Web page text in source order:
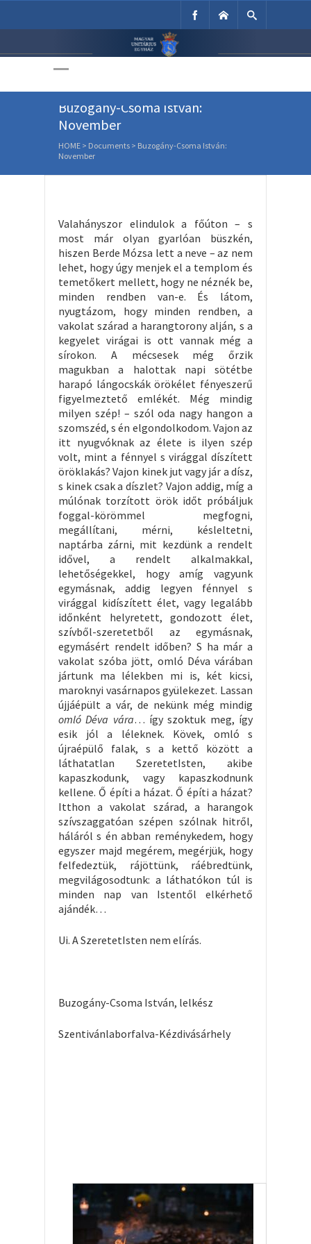
Unitárius Egyház
Buzogány-Csoma István:
November
HOME > Documents > Buzogány-Csoma István:
November
Valahányszor elindulok a főúton – s
most már olyan gyarlóan büszkén,
hiszen Berde Mózsa lett a neve – az nem
lehet, hogy úgy menjek el a templom és
temetőkert mellett, hogy ne néznék be,
minden rendben van-e. És látom,
nyugtázom, hogy minden rendben, a
vakolat szárad a harangtorony alján, s a
kegyelet virágai is ott vannak még a
sírokon. A mécsesek még őrzik
magukban a halottak napi sötétbe
harapó lángocskák örökélet fényeszerű
figyelmeztető emlékét. Még mindig
milyen szép! – szól oda nagy hangon a
szomszéd, s én elgondolkodom. Vajon az
itt nyugvóknak az élete is ilyen szép
volt, mint a fénnyel s virággal díszített
öröklakás? Vajon kinek jut vagy jár a dísz,
s kinek csak a díszlet? Vajon addig, míg a
múlónak torzított örök időt próbáljuk
foggal-körömmel megfogni,
megállítani, mérni, késleltetni,
naptárba zárni, mit kezdünk a rendelt
idővel, a rendelt alkalmakkal,
lehetőségekkel, hogy amíg vagyunk
egymásnak, addig legyen fénnyel s
virággal kidíszített élet, vagy legalább
időnként helyretett, gondozott élet,
szívből-szeretetből az egymásnak,
egymásért rendelt időben? S ha már a
vakolat szóba jött, omló Déva várában
jártunk ma lélekben mi is, két kicsi,
maroknyi vasárnapos gyülekezet. Lassan
újjáépült a vár, de nekünk még mindig
omló Déva vára… így szoktuk meg, így
esik jól a léleknek. Kövek, omló s
újraépülő falak, s a kettő között a
láthatatlan SzeretetIsten, akibe
kapaszkodunk, vagy kapaszkodnunk
kellene. Ő építi a házat. Ő építi a házat?
Itthon a vakolat szárad, a harangok
szívszaggatóan szépen szólnak hitről,
háláról s én abban reménykedem, hogy
egyszer majd megérem, megérjük, hogy
felfedeztük, rájöttünk, ráébredtünk,
megvilágosodtunk: a láthatókon túl is
minden nap van Istentől elkérhető
ajándék…
Ui. A SzeretetIsten nem elírás.
Buzogány-Csoma István, lelkész
Szentivánlaborfalva-Kézdivásárhely